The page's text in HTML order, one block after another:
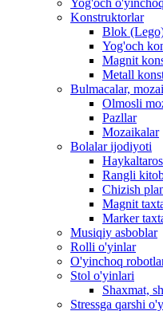
Yog'och
Konstruktorlar
Blok
Yog'och
Magnit
Metall
Bulmacalar,
Olmosli
Pazllar
Mozaikalar
Bolalar ijodiyoti
Rangli
Chizish
Magnit
Marker
Musiqiy asboblar
Rolli o'yinlar
O'yinchoq
Stol o'yinlari
Shaxmat,
Stressga qarshi